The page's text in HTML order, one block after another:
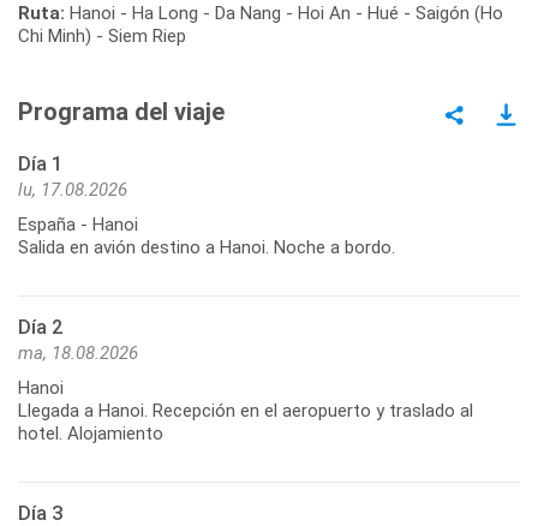
Ruta: Hanoi - Ha Long - Da Nang - Hoi An - Hué - Saigón (Ho
Chi Minh) - Siem Riep
Programa del viaje
Día 1
lu, 17.08.2026
España - Hanoi
Salida en avión destino a Hanoi. Noche a bordo.
Día 2
ma, 18.08.2026
Hanoi
Llegada a Hanoi. Recepción en el aeropuerto y traslado al
hotel. Alojamiento
Día 3